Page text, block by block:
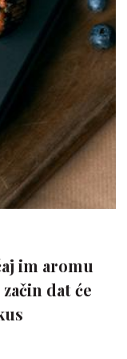
im aromu
dat će